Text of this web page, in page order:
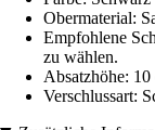
Obermaterial:
Empfohlene
zu wählen.
Absatzhöhe: 10
Verschlussart: